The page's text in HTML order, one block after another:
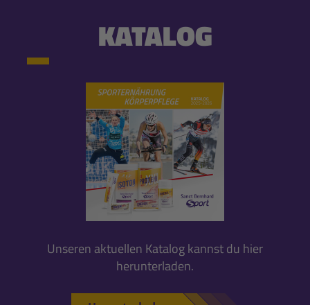
KATALOG
Unseren aktuellen Katalog kannst du hier
herunterladen.